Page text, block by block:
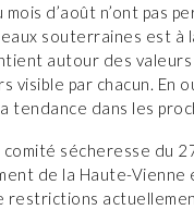
mois d’août n’ont pas
souterraines est à
autour des
visible par chacun. En
tendance dans les
comité sécheresse du
de la Haute-
restrictions